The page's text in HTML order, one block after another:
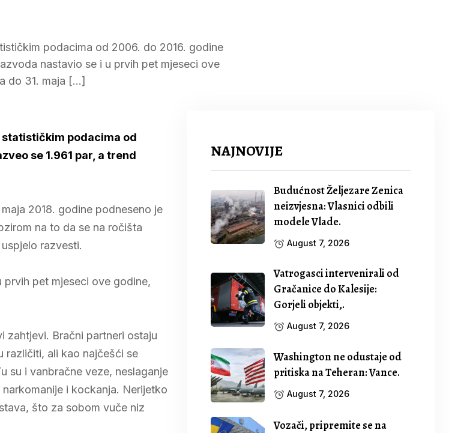
podacima od 2006. do 2016. godine
nastavio se i u prvih pet mjeseci ove
do 31. maja […]
statističkim podacima od
se 1.961 par, a trend
2018. godine podneseno je
na to da se na ročišta
razvesti.
prvih pet mjeseci ove godine,
zahtjevi. Bračni partneri ostaju
različiti, ali kao najčešći se
su i vanbračne veze, neslaganje
i kockanja. Nerijetko
što za sobom vuče niz
NAJNOVIJE
Budućnost Željezare Zenica
neizvjesna: Vlasnici odbili
modele Vlade.
August 7, 2026
Vatrogasci intervenirali od
Gračanice do Kalesije:
Gorjeli objekti,.
August 7, 2026
Washington ne odustaje od
pritiska na Teheran: Vance.
August 7, 2026
Vozači, pripremite se na